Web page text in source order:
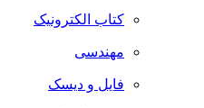
کتاب الکترونیک
مهندسی
فایل و دیسک